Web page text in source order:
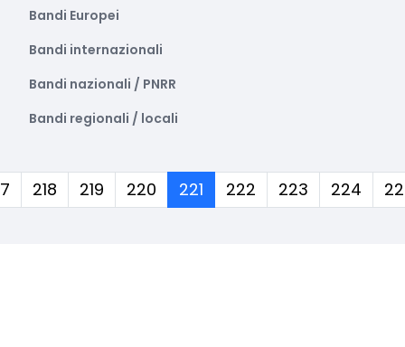
Bandi Europei
Bandi internazionali
Bandi nazionali / PNRR
Bandi regionali / locali
218 219 220 221(corrente)
222 223 224